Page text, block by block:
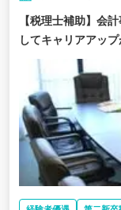
【税理士補助】会
してキャリアアッ